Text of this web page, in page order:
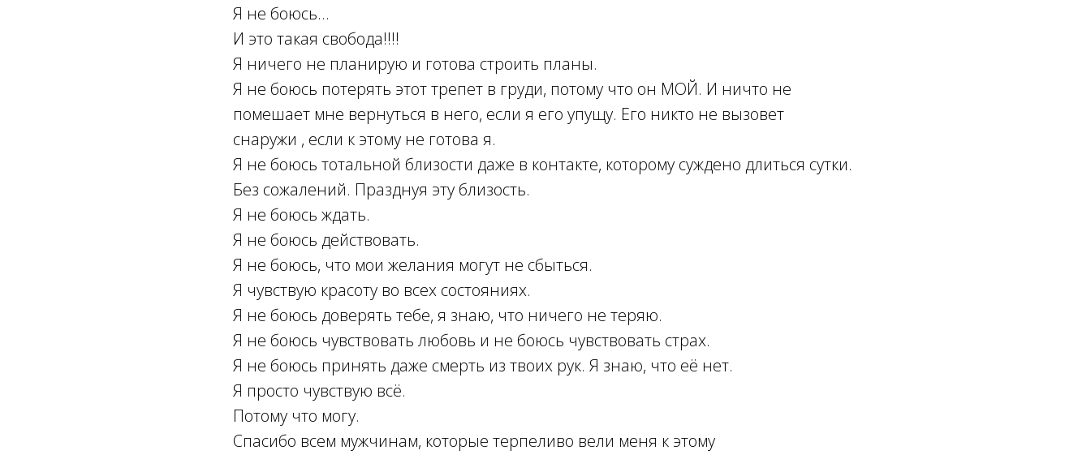
Я не боюсь...
И это такая свобода!!!!
Я ничего не планирую и готова строить планы.
Я не боюсь потерять этот трепет в груди, потому что он МОЙ. И ничто не
помешает мне вернуться в него, если я его упущу. Его никто не вызовет
снаружи , если к этому не готова я.
Я не боюсь тотальной близости даже в контакте, которому суждено длиться сутки.
Без сожалений. Празднуя эту близость.
Я не боюсь ждать.
Я не боюсь действовать.
Я не боюсь, что мои желания могут не сбыться.
Я чувствую красоту во всех состояниях.
Я не боюсь доверять тебе, я знаю, что ничего не теряю.
Я не боюсь чувствовать любовь и не боюсь чувствовать страх.
Я не боюсь принять даже смерть из твоих рук. Я знаю, что её нет.
Я просто чувствую всё.
Потому что могу.
Спасибо всем мужчинам, которые терпеливо вели меня к этому